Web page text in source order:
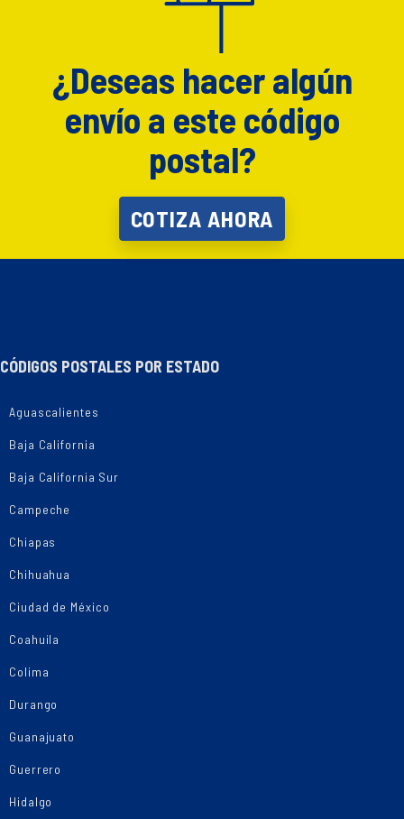
¿Deseas hacer algún
envío a este código
postal?
COTIZA AHORA
CÓDIGOS POSTALES POR ESTADO
Aguascalientes
Baja California
Baja California Sur
Campeche
Chiapas
Chihuahua
Ciudad de México
Coahuila
Colima
Durango
Guanajuato
Guerrero
Hidalgo